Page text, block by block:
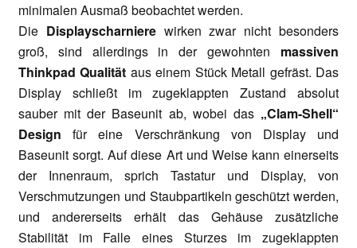
minimalen Ausmaß beobachtet werden.
Die Displayscharniere wirken zwar nicht besonders
groß, sind allerdings in der gewohnten massiven
Thinkpad Qualität aus einem Stück Metall gefräst. Das
Display schließt im zugeklappten Zustand absolut
sauber mit der Baseunit ab, wobei das „Clam-Shell“
Design für eine Verschränkung von Display und
Baseunit sorgt. Auf diese Art und Weise kann einerseits
der Innenraum, sprich Tastatur und Display, von
Verschmutzungen und Staubpartikeln geschützt werden,
und andererseits erhält das Gehäuse zusätzliche
Stabilität im Falle eines Sturzes im zugeklappten